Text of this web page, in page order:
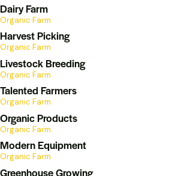
Dairy Farm
Organic Farm
Harvest Picking
Organic Farm
Livestock Breeding
Organic Farm
Talented Farmers
Organic Farm
Organic Products
Organic Farm
Modern Equipment
Organic Farm
Greenhouse Growing